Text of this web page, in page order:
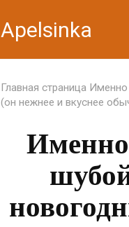
Apelsinka
Главная страница Именно
(он нежнее и вкуснее
Именно